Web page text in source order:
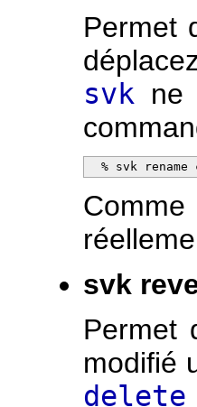
Permet
svk ne
% svk rename
Comme
svk
Permet
modifié
delete